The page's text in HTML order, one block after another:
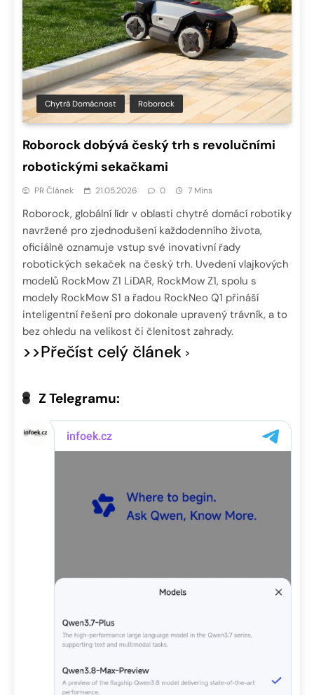
Chytrá Domácnost Roborock
Roborock dobývá český trh s revolučními
robotickými sekačkami
PR Článek 21.05.2026 0 7 Mins
Roborock, globální lídr v oblasti chytré domácí robotiky
navržené pro zjednodušení každodenního života,
oficiálně oznamuje vstup své inovativní řady
robotických sekaček na český trh. Uvedení vlajkových
modelů RockMow Z1 LiDAR, RockMow Z1, spolu s
modely RockMow S1 a řadou RockNeo Q1 přináší
inteligentní řešení pro dokonale upravený trávník, a to
bez ohledu na velikost či členitost zahrady.
>>Přečíst celý článek
Z Telegramu: